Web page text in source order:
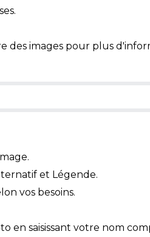
des images pour plus
et Légende.
vos besoins.
en saisissant votre nom